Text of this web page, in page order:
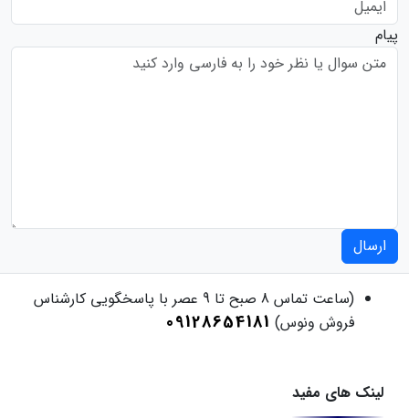
پیام
ارسال
(ساعت تماس 8 صبح تا 9 عصر با پاسخگویی کارشناس
فروش ونوس) 09128654181
لینک های مفید